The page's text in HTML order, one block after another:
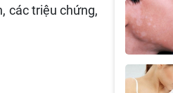
các triệu chứng,